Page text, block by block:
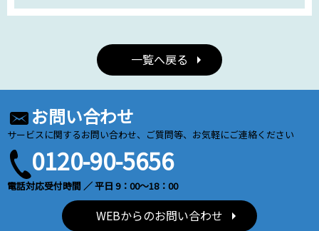
一覧へ戻る
お問い合わせ
サービスに関するお問い合わせ、ご質問等、お気軽にご連絡ください
0120-90-5656
電話対応受付時間 ／ 平日 9：00～18：00
WEBからのお問い合わせ